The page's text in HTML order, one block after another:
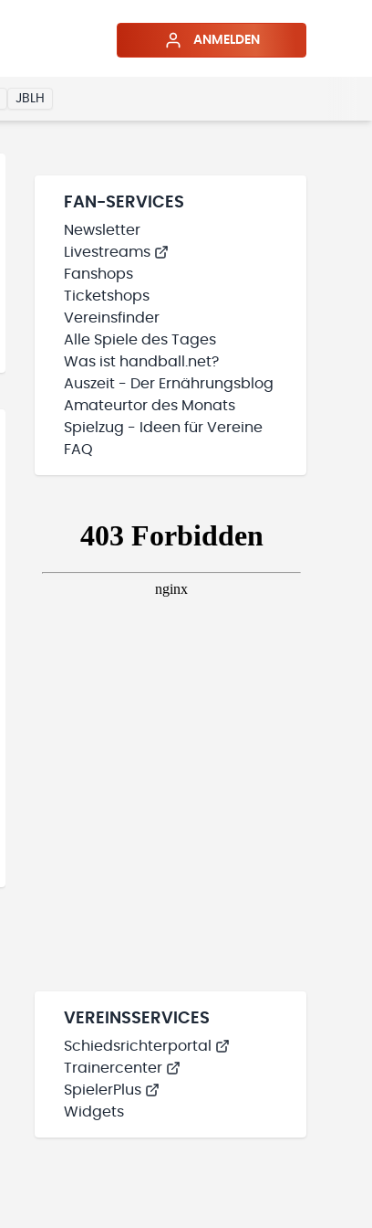
ANMELDEN
JBLH
FAN-SERVICES
Newsletter
Livestreams
Fanshops
Ticketshops
Vereinsfinder
Alle Spiele des Tages
Was ist handball.net?
Auszeit - Der Ernährungsblog
Amateurtor des Monats
Spielzug - Ideen für Vereine
FAQ
VEREINSSERVICES
Schiedsrichterportal
Trainercenter
SpielerPlus
Widgets